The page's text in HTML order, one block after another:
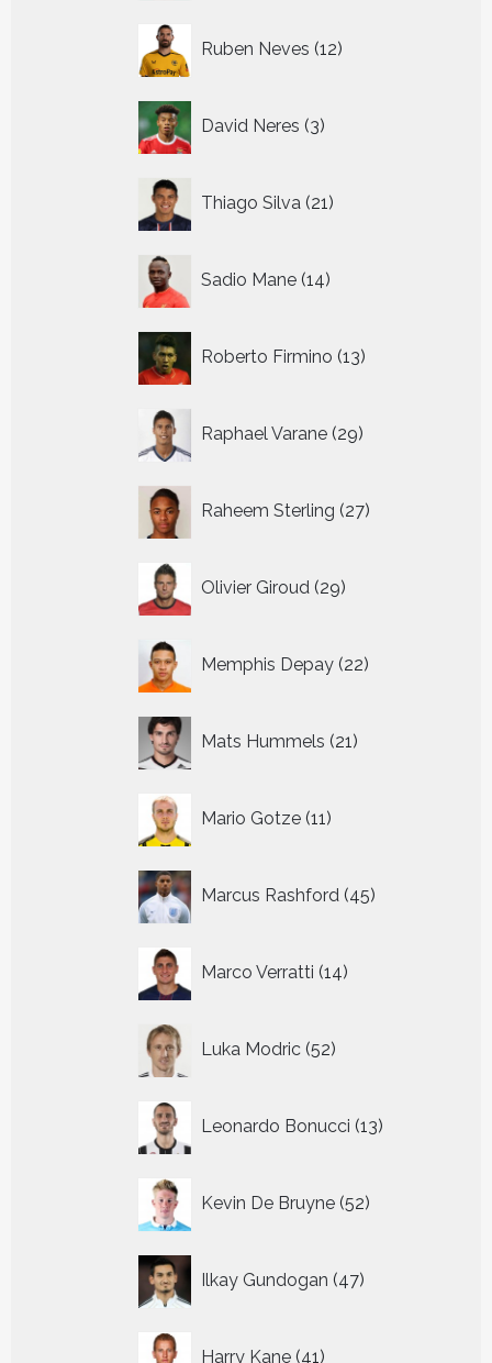
Ruben Neves 12
producten
David Neres 3
producten
Thiago Silva 21
producten
Sadio Mane 14
producten
Roberto Firmino 13
producten
Raphael Varane 29
producten
Raheem Sterling 27
producten
Olivier Giroud 29
producten
Memphis Depay 22
producten
Mats Hummels 21
producten
Mario Gotze 11
producten
Marcus Rashford 45
producten
Marco Verratti 14
producten
Luka Modric 52
producten
Leonardo Bonucci 13
producten
Kevin De Bruyne 52
producten
Ilkay Gundogan 47
producten
Harry Kane 41